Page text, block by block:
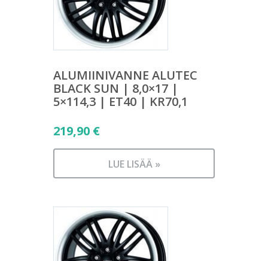
ALUMIINIVANNE ALUTEC
BLACK SUN | 8,0×17 |
5×114,3 | ET40 | KR70,1
219,90 €
LUE LISÄÄ »